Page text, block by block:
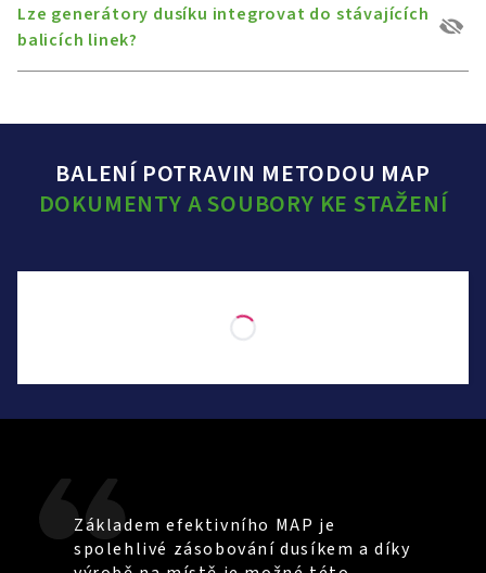
Lze generátory dusíku integrovat do stávajících
balicích linek?
BALENÍ POTRAVIN METODOU MAP
DOKUMENTY A SOUBORY KE STAŽENÍ
Podívejte se,
Základem efektivního MAP je
spolehlivé zásobování dusíkem a díky